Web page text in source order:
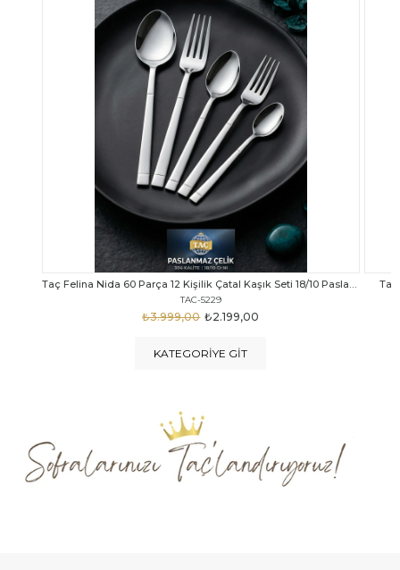
Taç Calista Tivoli 72 Parça 12 Kişilik Çatal Kaşık Bıçak Seti
TAC-5040
₺2.999,00
₺4.289,00
Taç
KATEGORIYE GIT